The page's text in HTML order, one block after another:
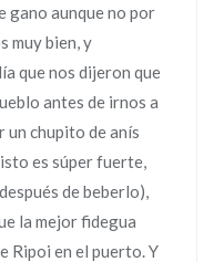
gano aunque no por
muy bien, y
que nos dijeron que
antes de irnos a
un chupito de anís
es súper fuerte,
de beberlo),
la mejor fidegua
Ripoi en el puerto. Y